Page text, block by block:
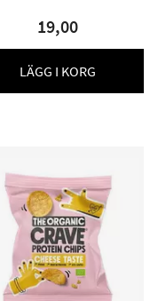
19,00
LÄGG I KORG